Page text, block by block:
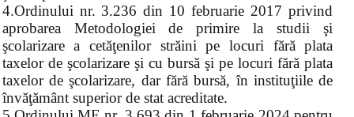
4.Ordinului nr. 3.236 din 10 februarie 2017 privind
aprobarea Metodologiei de primire la studii şi
şcolarizare a cetăţenilor străini pe locuri fără plata
taxelor de şcolarizare şi cu bursă şi pe locuri fără plata
taxelor de şcolarizare, dar fără bursă, în instituţiile de
învăţământ superior de stat acreditate.